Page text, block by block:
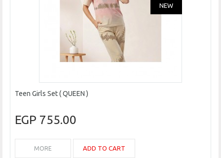
NEW
Teen Girls Set ( QUEEN )
755.00 EGP
ADD TO CART
MORE